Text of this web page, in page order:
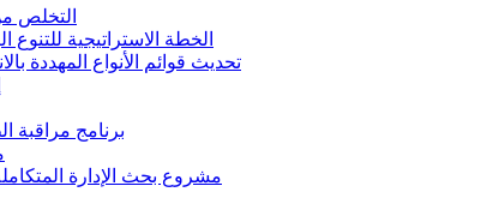
التخلص
الخطة الاستراتيجية للتنوع البيولوجي 2011-
تحديث قوائم الأنواع المهددة
برنامج مراقبة
مشروع بحث الإدارة